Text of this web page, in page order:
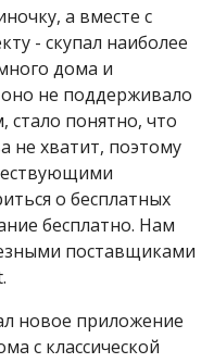
а вместе с
- скупал наиболее
дома и
не поддерживало
стало понятно, что
не хватит, поэтому
о бесплатных
бесплатно. Нам
поставщиками
новое приложение
с классической